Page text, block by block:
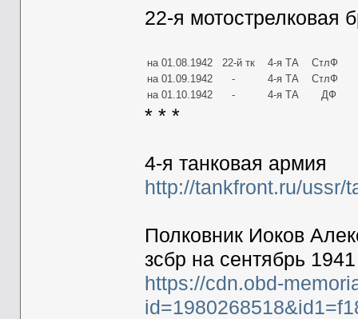
22-я мотострелковая
на 01.08.1942 22-й тк 4-я ТА
СтлФ
на 01.09.1942
- 4-я ТА
СтлФ
на 01.10.1942
- 4-я ТА ДФ
* * *
4-я танковая армия
http://tankfront.ru/ussr/
Полковник Иоков
зсбр на сентябрь 1941
https://cdn.obd-